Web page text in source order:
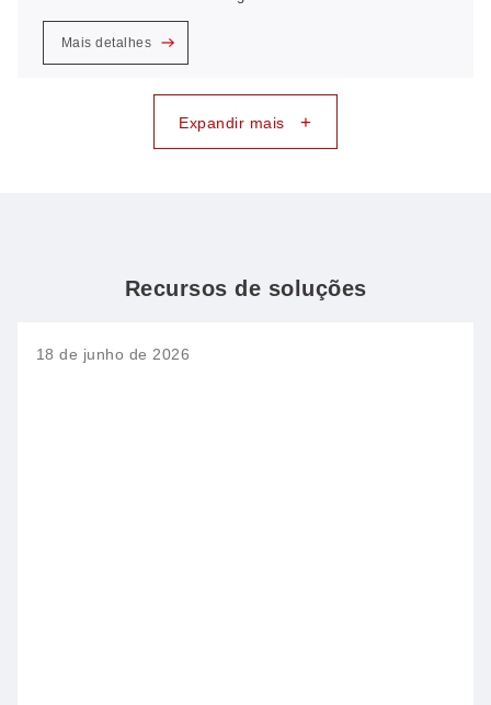
Mais detalhes
Expandir mais +
Recursos de soluções
18 de junho de 2026